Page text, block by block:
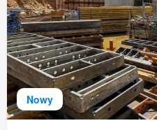
Nowy